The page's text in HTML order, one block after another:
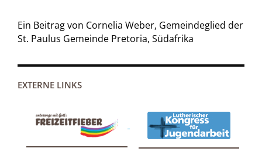
Ein Beitrag von Cornelia Weber, Gemeindeglied der
St. Paulus Gemeinde Pretoria, Südafrika
EXTERNE LINKS